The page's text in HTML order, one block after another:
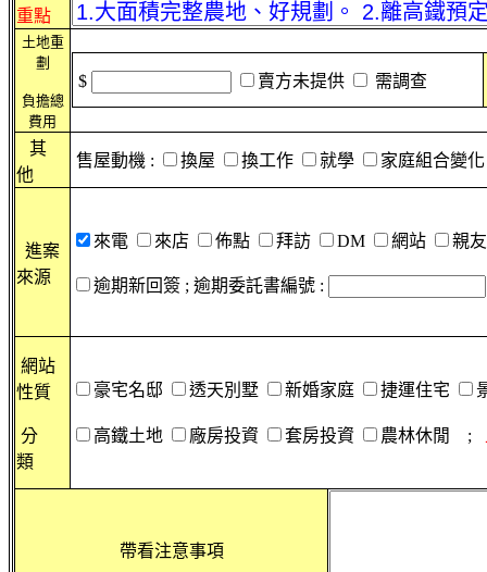
重點
土地重
劃
負擔總
費用
$ 賣方未提供 需調查
其
他
售屋動機 : 換屋 換工作 就學 家庭組合變
進案
來源
來電 來店 佈點 拜訪 DM 網站 親
逾期新回簽 ; 逾期委託書編號 :
網站
性質
分
類
豪宅名邸 透天別墅 新婚家庭 捷運住宅
高鐵土地 廠房投資 套房投資 農林休閒 ;
帶看注意事項